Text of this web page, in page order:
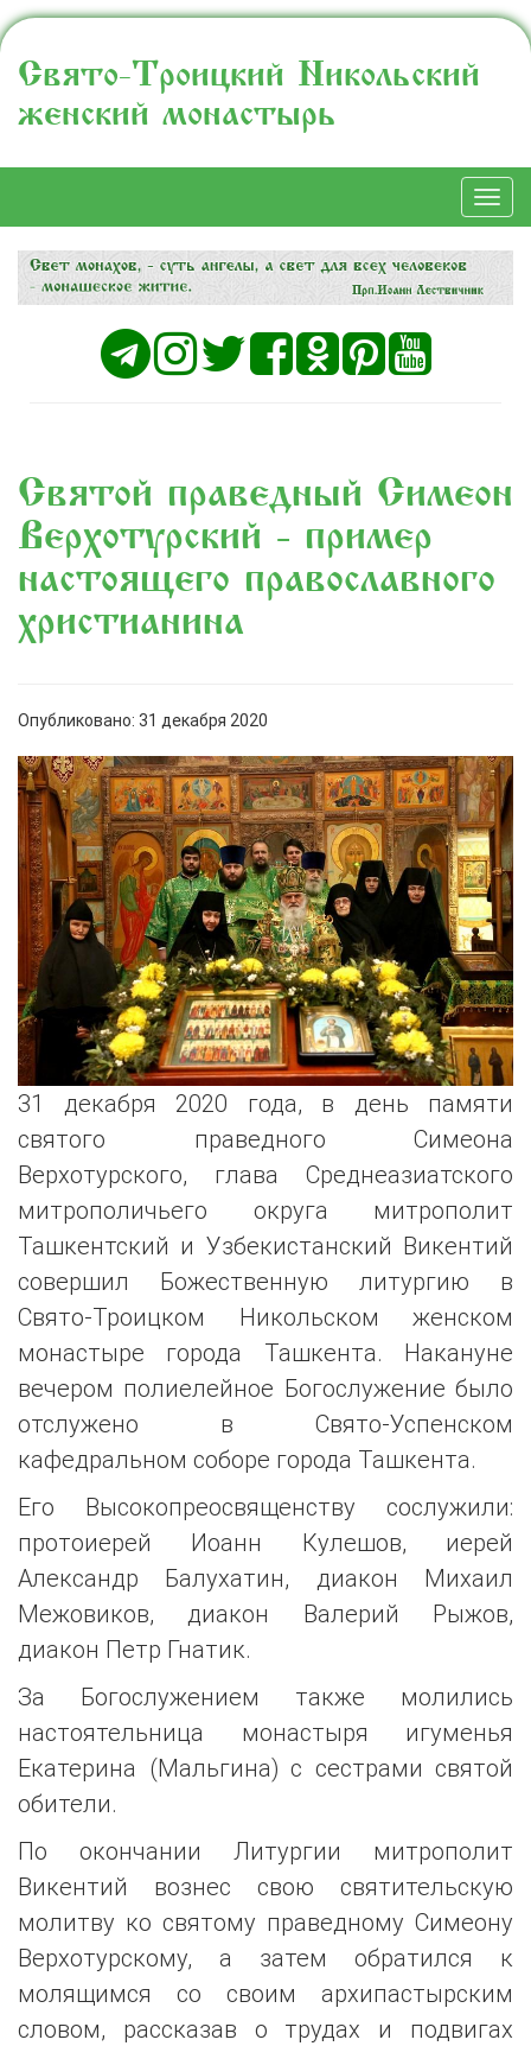
Свято-Троицкий Никольский
женский монастырь
Святой праведный Симеон
Верхотурский - пример
настоящего православного
христианина
Опубликовано: 31 декабря 2020
31 декабря 2020 года, в день памяти
святого праведного Симеона
Верхотурского, глава Среднеазиатского
митрополичьего округа митрополит
Ташкентский и Узбекистанский Викентий
совершил Божественную литургию в
Свято-Троицком Никольском женском
монастыре города Ташкента. Накануне
вечером полиелейное Богослужение было
отслужено в Свято-Успенском
кафедральном соборе города Ташкента.
Его Высокопреосвященству сослужили:
протоиерей Иоанн Кулешов, иерей
Александр Балухатин, диакон Михаил
Межовиков, диакон Валерий Рыжов,
диакон Петр Гнатик.
За Богослужением также молились
настоятельница монастыря игуменья
Екатерина (Мальгина) с сестрами святой
обители.
По окончании Литургии митрополит
Викентий вознес свою святительскую
молитву ко святому праведному Симеону
Верхотурскому, а затем обратился к
молящимся со своим архипастырским
словом, рассказав о трудах и подвигах